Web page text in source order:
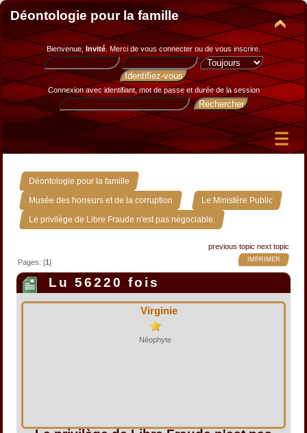
Déontologie pour la famille
Bienvenue, Invité. Merci devous connecter ou de vous inscrire.
Connexion avec identifiant, mot de passe et durée de la session
Déontologie pour la famille »
Musée des horreurs et de la corruption » Le Ministère Public »
Le privilège de Libre Fraude n'est pas négociable.
previous topic next topic
IMPRIMER
Pages: [1]
Lu 56220 fois
Virginie
Néophyte